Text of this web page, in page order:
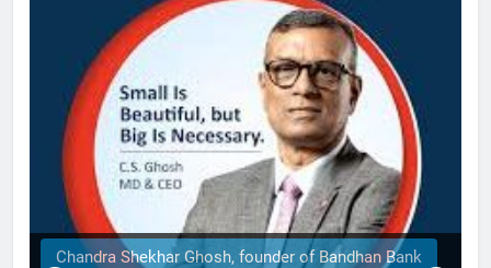
Chandra Shekhar Ghosh, founder of Bandhan Bank